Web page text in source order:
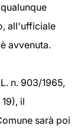
all'ufficiale
avvenuta.
n. 903/1965,
il
sarà poi